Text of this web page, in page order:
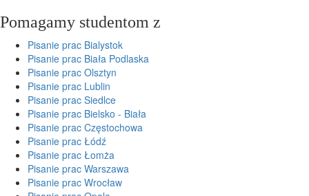
Pomagamy studentom z
Pisanie prac Bialystok
Pisanie prac Biała Podlaska
Pisanie prac Olsztyn
Pisanie prac Lublin
Pisanie prac Siedlce
Pisanie prac Bielsko - Biała
Pisanie prac Częstochowa
Pisanie prac Łódź
Pisanie prac Łomża
Pisanie prac Warszawa
Pisanie prac Wrocław